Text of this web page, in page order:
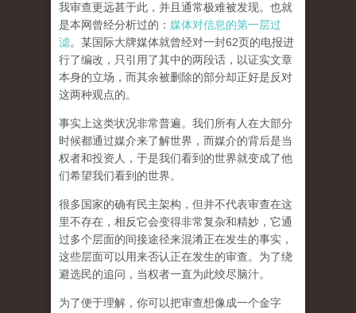
我审查更远甚于此，并且通常极难被发现。 也就
是本网曾经分析过的： 媒体对信息的第一层过
滤。某国际大牌媒体就曾经对一封62页的电报进
行了编改，只引用了其中的两段话，以证实文章
本身的立场，而其余被删除的部分却正好是反对
这两种观点的。
事实上这类状况非常普遍。我们所有人在大部分
时候都通过媒介来了解世界，而媒介的背后是当
权者和投资人，于是我们看到的世界就变成了他
们希望我们看到的世界。
很多国家的确有民主架构，但并不代表审查在这
里不存在，相反它会变得非常复杂和精妙，它通
过多个层面的间接途径来混淆正在发生的事实，
这些层面可以用来否认正在发生的审查。为了绕
避选民的追问，当权者一直为此绞尽脑汁。
为了便于理解，你可以把审查想像成一个金字